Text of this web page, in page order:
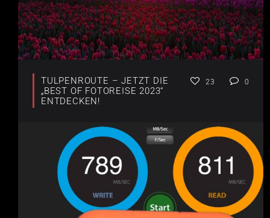
TULPENROUTE – JETZT DIE
„BEST OF FOTOREISE 2023“
ENTDECKEN!
23 0